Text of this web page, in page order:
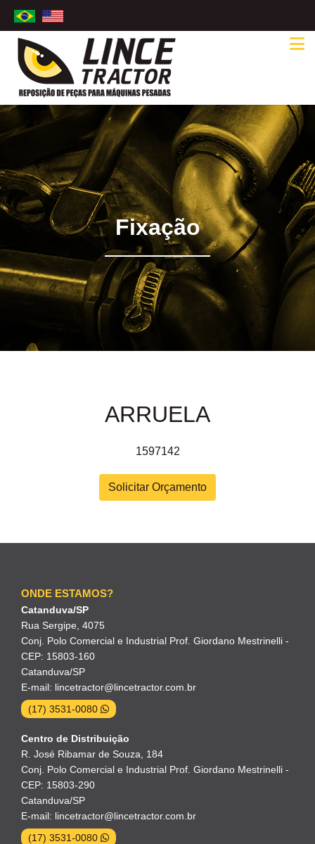
Fixação
ARRUELA
1597142
Solicitar Orçamento
ONDE ESTAMOS?
Catanduva/SP
Rua Sergipe, 4075
Conj. Polo Comercial e Industrial Prof. Giordano Mestrinelli -
CEP: 15803-160
Catanduva/SP
E-mail: lincetractor@lincetractor.com.br
(17) 3531-0080
Centro de Distribuição
R. José Ribamar de Souza, 184
Conj. Polo Comercial e Industrial Prof. Giordano Mestrinelli -
CEP: 15803-290
Catanduva/SP
E-mail: lincetractor@lincetractor.com.br
(17) 3531-0080